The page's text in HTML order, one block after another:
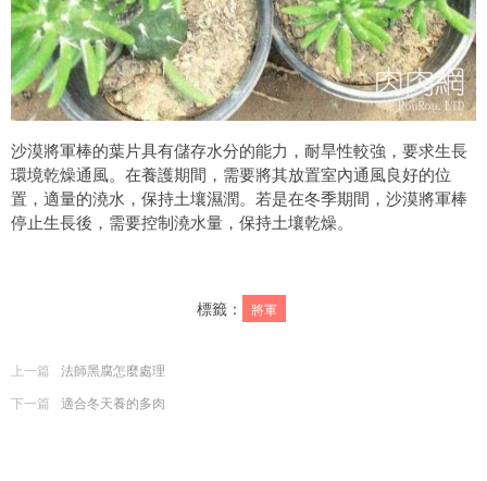
沙漠將軍棒的葉片具有儲存水分的能力，耐旱性較強，要求生長
環境乾燥通風。在養護期間，需要將其放置室內通風良好的位
置，適量的澆水，保持土壤濕潤。若是在冬季期間，沙漠將軍棒
停止生長後，需要控制澆水量，保持土壤乾燥。
標籤： 將軍
上一篇
法師黑腐怎麼處理
下一篇
適合冬天養的多肉